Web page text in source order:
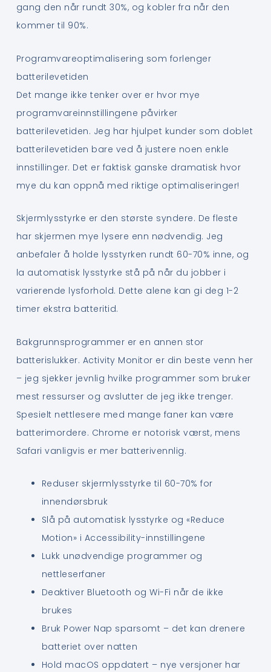
gang den når rundt 30%, og kobler fra når den
kommer til 90%.
Programvareoptimalisering som forlenger
batterilevetiden
Det mange ikke tenker over er hvor mye
programvareinnstillingene påvirker
batterilevetiden. Jeg har hjulpet kunder som doblet
batterilevetiden bare ved å justere noen enkle
innstillinger. Det er faktisk ganske dramatisk hvor
mye du kan oppnå med riktige optimaliseringer!
Skjermlysstyrke er den største syndere. De fleste
har skjermen mye lysere enn nødvendig. Jeg
anbefaler å holde lysstyrken rundt 60-70% inne, og
la automatisk lysstyrke stå på når du jobber i
varierende lysforhold. Dette alene kan gi deg 1-2
timer ekstra batteritid.
Bakgrunnsprogrammer er en annen stor
batterislukker. Activity Monitor er din beste venn her
– jeg sjekker jevnlig hvilke programmer som bruker
mest ressurser og avslutter de jeg ikke trenger.
Spesielt nettlesere med mange faner kan være
batterimordere. Chrome er notorisk værst, mens
Safari vanligvis er mer batterivennlig.
Reduser skjermlysstyrke til 60-70% for
innendørsbruk
Slå på automatisk lysstyrke og «Reduce
Motion» i Accessibility-innstillingene
Lukk unødvendige programmer og
nettleserfaner
Deaktiver Bluetooth og Wi-Fi når de ikke
brukes
Bruk Power Nap sparsomt – det kan drenere
batteriet over natten
Hold macOS oppdatert – nye versjoner har